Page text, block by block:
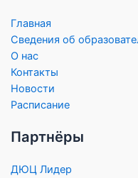
Главная
Сведения об
О нас
Контакты
Новости
Расписание
Партнёры
ДЮЦ Лидер